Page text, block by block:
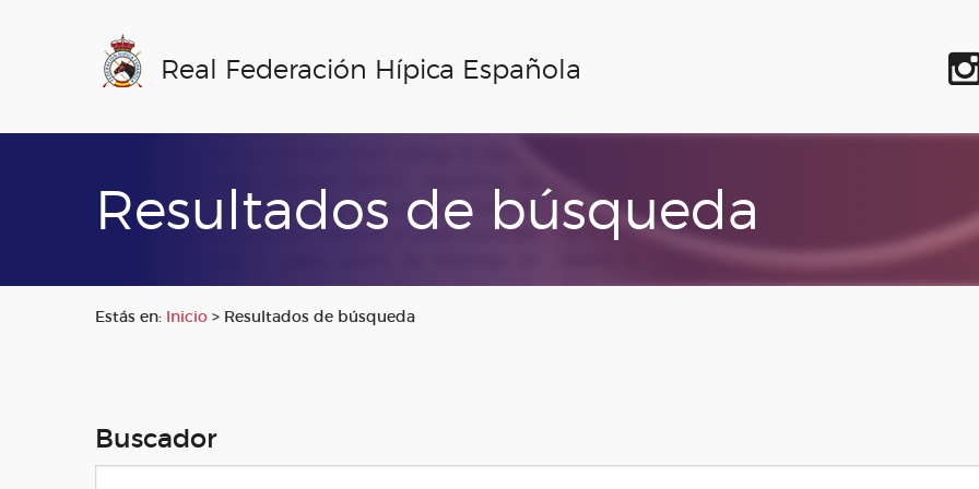
Real Federación Hípica Española
Resultados de búsqueda
Estás en: Inicio > Resultados de búsqueda
Buscador